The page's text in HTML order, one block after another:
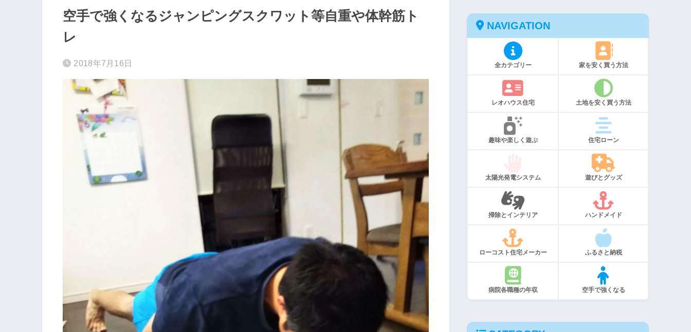
空手で強くなるジャンピングスクワット等自重や体幹筋ト
レ
2018年7月16日
NAVIGATION
全カテゴリー 家を安く買う方法
レオハウス住宅 土地を安く買う方法
趣味や楽しく遊ぶ 住宅ローン
太陽光発電システム 遊びとグッズ
掃除とインテリア ハンドメイド
ローコスト住宅メーカー ふるさと納税
病院各職種の年収 空手で強くなる